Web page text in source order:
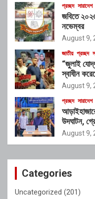
প্রচ্ছদ সারাদেশ
জবিতে
নভেম্বর
August 9,
জাতীয় প্রচ্ছদ
“জুলাই
স্বাধীন
গণপূর্তমন্ত্রীর
August 9,
প্রচ্ছদ সারাদেশ
উদঘাটন,
August 9,
Categories
Uncategorized (201)